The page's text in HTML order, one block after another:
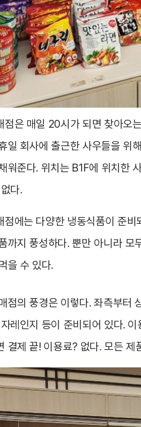
점은 매일 20시가 되면 찾아오
일 회사에 출근한 사우들을 위
워준다. 위치는 B1F에 위치한
다.
점에는 다양한 냉동식품이 준
까지 풍성하다. 뿐만 아니라 모
을 수 있다.
점의 풍경은 이렇다. 좌측부터
레인지 등이 준비되어 있다.
결제 끝! 이용료? 없다. 모든 제